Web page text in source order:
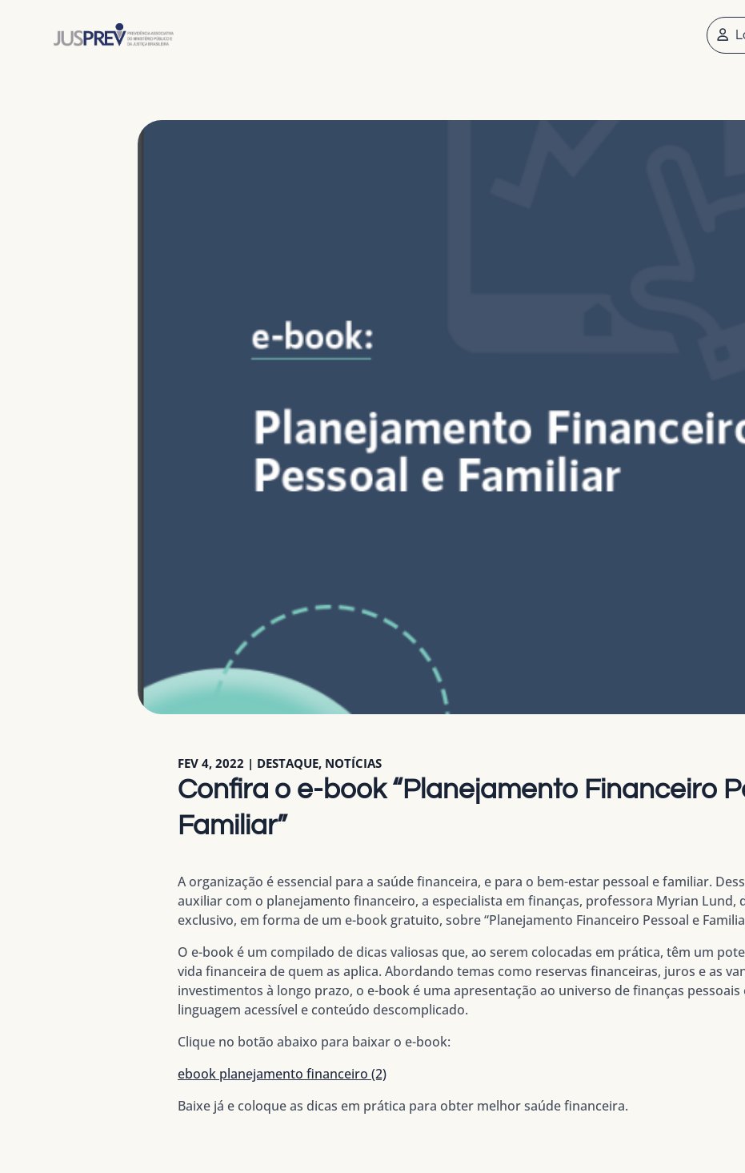
Confira o e-book “Planejamento Financeiro
Familiar”
FEV 4, 2022 | DESTAQUE, NOTÍCIAS
A organização é essencial para a saúde financeira, e para o bem-estar pessoal e familiar.
auxiliar com o planejamento financeiro, a especialista em finanças, professora Myrian Lund,
exclusivo, em forma de um e-book gratuito, sobre “Planejamento Financeiro Pessoal e
O e-book é um compilado de dicas valiosas que, ao serem colocadas em prática, têm um
vida financeira de quem as aplica. Abordando temas como reservas financeiras, juros e as
investimentos à longo prazo, o e-book é uma apresentação ao universo de finanças
linguagem acessível e conteúdo descomplicado.
Clique no botão abaixo para baixar o e-book:
ebook planejamento financeiro (2)
Baixe já e coloque as dicas em prática para obter melhor saúde financeira.